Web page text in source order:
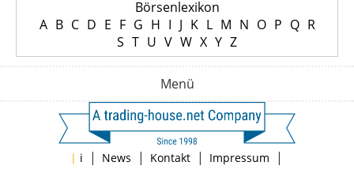
Börsenlexikon
A B C D E F G H I J K L M N O P Q R
S T U V W X Y Z
Menü
| i | News | Kontakt | Impressum |